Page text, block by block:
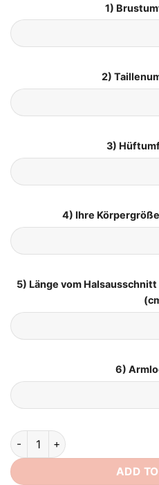
1)
2)
3)
4) Ihre
5) Länge vom
6)
Vintage Boho Brautkleid
ADD